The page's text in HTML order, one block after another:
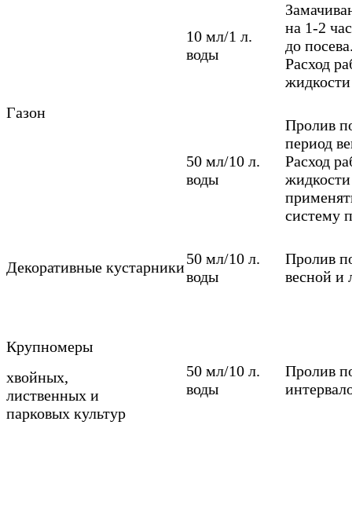
Газон
10 мл/1 л.
воды
на 1-2
до
Расход
50 мл/10 л.
воды
Пролив
период
Расход
систему
Декоративные кустарники50 мл/10 л.
воды
Пролив
весной и
Крупномеры
хвойных,
лиственных и
парковых культур
50 мл/10 л.
воды
Пролив